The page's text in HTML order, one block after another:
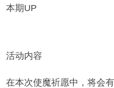
本期UP
活动内容
在本次使魔祈愿中，将会